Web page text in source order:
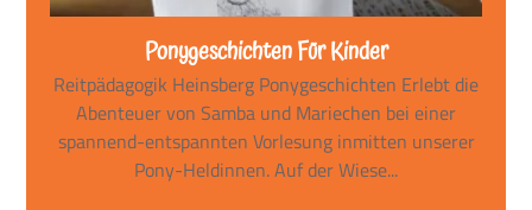
Ponygeschichten Für Kinder
Reitpädagogik Heinsberg Ponygeschichten Erlebt die
Abenteuer von Samba und Mariechen bei einer
spannend-entspannten Vorlesung inmitten unserer
Pony-Heldinnen. Auf der Wiese...